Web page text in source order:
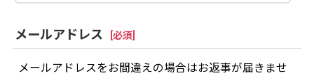
メールアドレス 必須
メールアドレスをお間違えの場合はお返事が届きませ